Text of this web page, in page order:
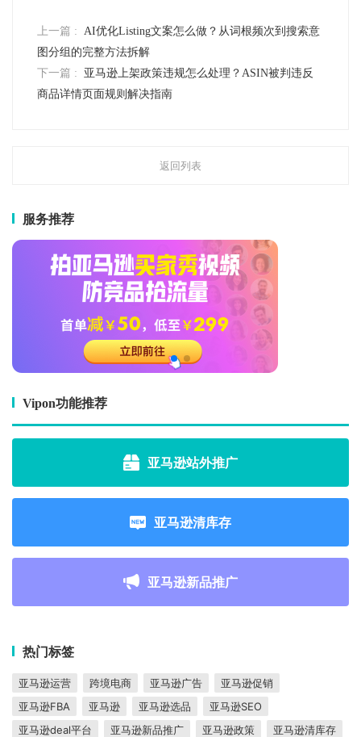
上一篇 :
AI优化Listing文案怎么做？从词根频次到搜索意
图分组的完整方法拆解
下一篇 :
亚马逊上架政策违规怎么处理？ASIN被判违反
商品详情页面规则解决指南
返回列表
服务推荐
Vipon功能推荐
亚马逊站外推广
亚马逊清库存
亚马逊新品推广
热门标签
亚马逊运营 跨境电商 亚马逊广告
亚马逊促销
亚马逊FBA
亚马逊 亚马逊选品
亚马逊SEO
亚马逊deal平台
亚马逊新品推广 亚马逊政策
亚马逊清库存